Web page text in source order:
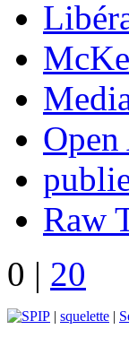
Raw
0 | 20
| squelette |